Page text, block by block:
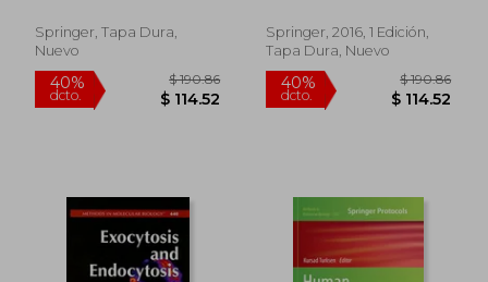
Springer, Tapa Dura,
Nuevo
Springer, 2016, 1 Edición,
Tapa Dura, Nuevo